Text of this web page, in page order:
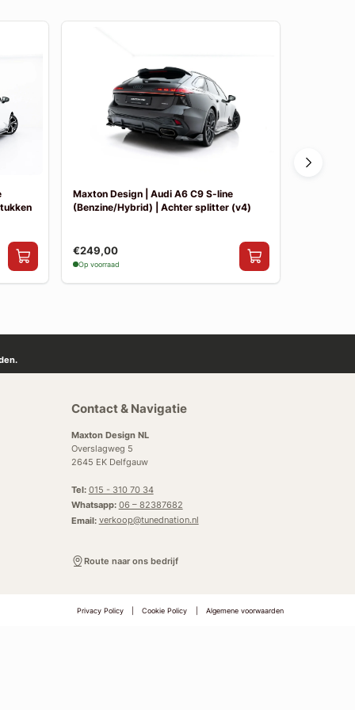
Maxton Design | Audi A6 C9 S-line
(Benzine/Hybrid) | Achter splitter (v4)
€249,00
Op voorraad
Contact & Navigatie
Maxton Design NL
Overslagweg 5
2645 EK Delfgauw
Tel: 015 - 310 70 34
Whatsapp: 06 – 82387682
Email: verkoop@tunednation.nl
Route naar ons bedrijf
Privacy Policy Cookie Policy Algemene voorwaarden